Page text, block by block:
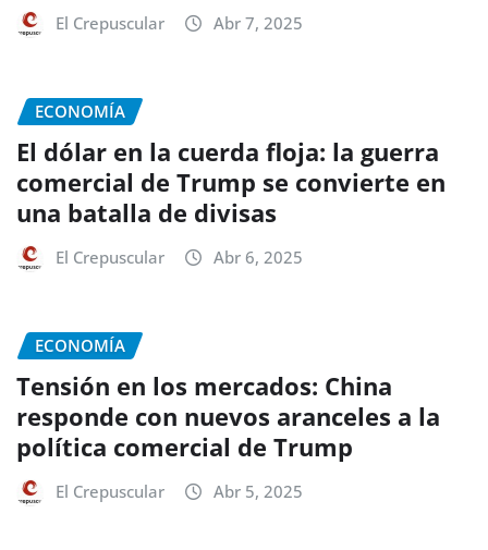
El Crepuscular Abr 7, 2025
ECONOMÍA
El dólar en la cuerda floja: la guerra
comercial de Trump se convierte en
una batalla de divisas
El Crepuscular Abr 6, 2025
ECONOMÍA
Tensión en los mercados: China
responde con nuevos aranceles a la
política comercial de Trump
El Crepuscular Abr 5, 2025